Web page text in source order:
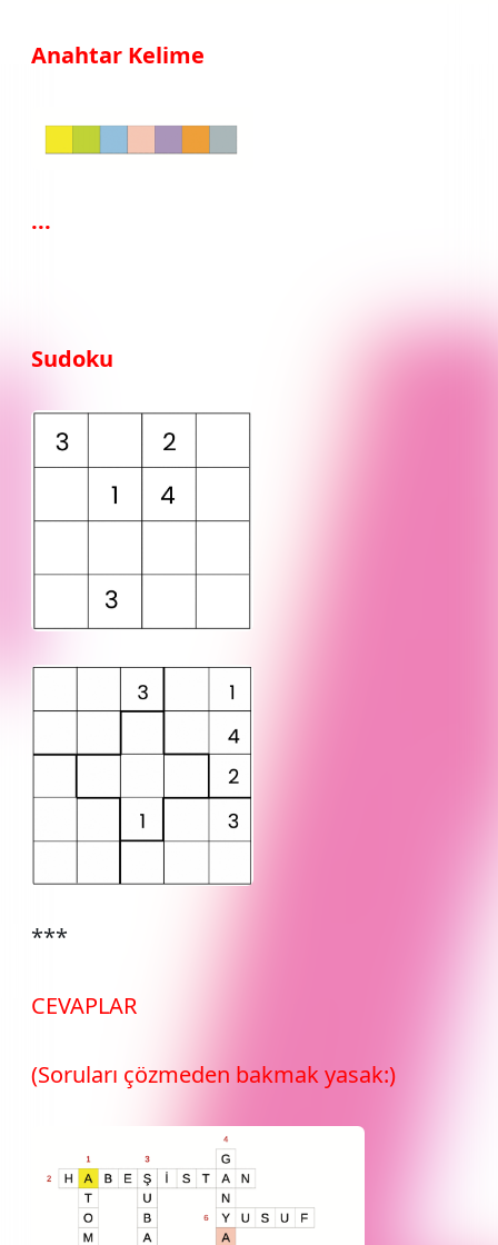
Anahtar Kelime
...
Sudoku
***
CEVAPLAR
(Soruları çözmeden bakmak yasak:)